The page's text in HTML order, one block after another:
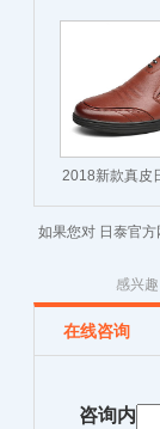
休闲
2018新款真皮
休闲
如果您对 日泰官
感兴
在线咨询
咨询内